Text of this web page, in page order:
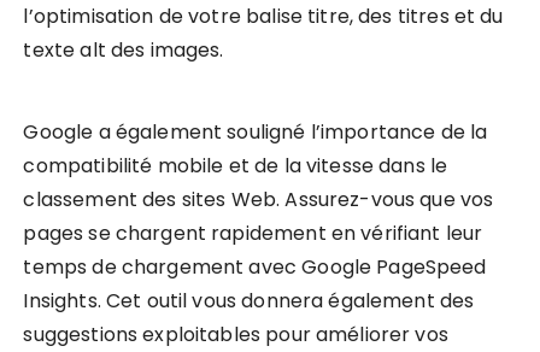
l’optimisation de votre balise titre, des titres et du
texte alt des images.
Google a également souligné l’importance de la
compatibilité mobile et de la vitesse dans le
classement des sites Web. Assurez-vous que vos
pages se chargent rapidement en vérifiant leur
temps de chargement avec Google PageSpeed
Insights. Cet outil vous donnera également des
suggestions exploitables pour améliorer vos